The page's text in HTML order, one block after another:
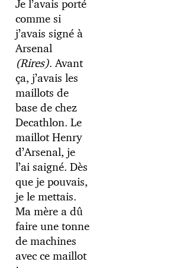
Je l’avais porté
comme si
j’avais signé à
Arsenal
(Rires). Avant
ça, j’avais les
maillots de
base de chez
Decathlon. Le
maillot Henry
d’Arsenal, je
l’ai saigné. Dès
que je pouvais,
je le mettais.
Ma mère a dû
faire une tonne
de machines
avec ce maillot